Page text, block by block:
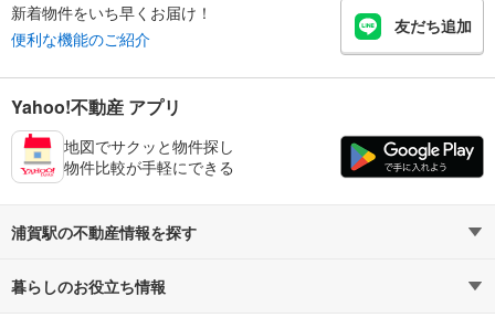
新着物件をいち早くお届け！
便利な機能のご紹介
友だち追加
Yahoo!不動産 アプリ
地図でサクッと物件探し
物件比較が手軽にできる
浦賀駅の不動産情報を探す
不動産・住宅
暮らしのお役立ち情報